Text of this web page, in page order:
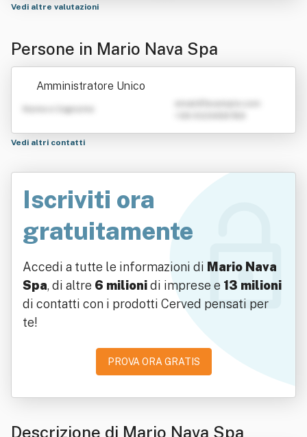
Vedi altre valutazioni
Persone in Mario Nava Spa
Amministratore Unico
Nome e Cognome
Vedi altri contatti
Iscriviti ora
gratuitamente
Accedi a tutte le informazioni di Mario Nava
Spa, di altre 6 milionidi imprese e 13 milioni
di contatti con i prodotti Cerved pensati per
te!
PROVA ORA GRATIS
Descrizione di Mario Nava Spa